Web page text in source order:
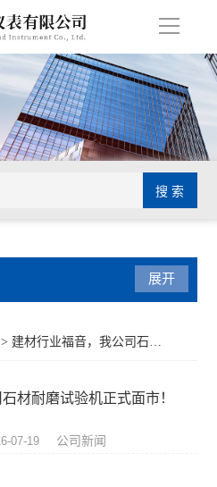
导
展开
> 建材行业福音，我公司石材耐磨试验机正式面市！
材耐磨试验机正式面市！
07-19 公司新闻